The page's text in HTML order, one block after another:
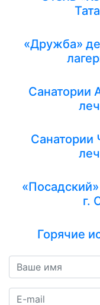
«Дружба»
Санатории
Санатории
г.
Горячие